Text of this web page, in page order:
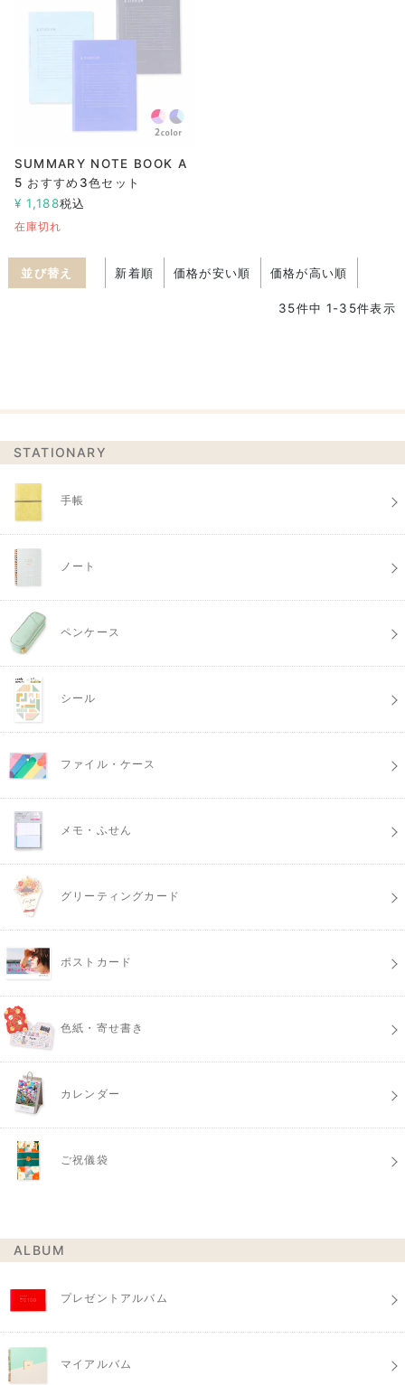
SUMMARY NOTE BOOK A
5 おすすめ3色セット
¥ 1,188税込
在庫切れ
並び替え 新着順 価格が安い順 価格が高い順
35件中 1-35件表示
STATIONARY
手帳
ノート
ペンケース
シール
ファイル・ケース
メモ・ふせん
グリーティングカード
ポストカード
色紙・寄せ書き
カレンダー
ご祝儀袋
ALBUM
プレゼントアルバム
マイアルバム